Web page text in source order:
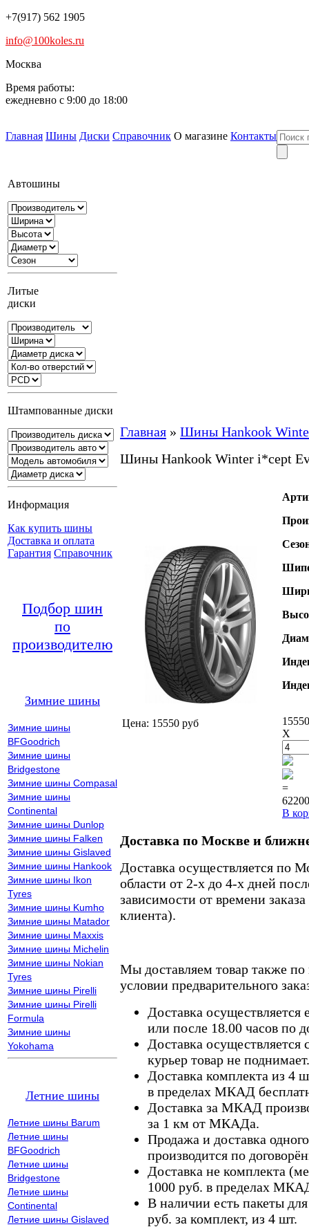
+7(917) 562 1905
info@100koles.ru
Москва
Время работы:
ежедневно с 9:00 до 18:00
Главная Шины Диски Справочник О магазине Контакты
Автошины
Литые
диски
Штампованные диски
Информация
Как купить шины
Доставка и оплата
Гарантия Справочник
Подбор шин
по
производителю
Зимние шины
Зимние шины
BFGoodrich
Зимние шины
Bridgestone
Зимние шины Compasal
Зимние шины
Continental
Зимние шины Dunlop
Зимние шины Falken
Зимние шины Gislaved
Зимние шины Hankook
Зимние шины Ikon
Tyres
Зимние шины Kumho
Зимние шины Matador
Зимние шины Maxxis
Зимние шины Michelin
Зимние шины Nokian
Tyres
Зимние шины Pirelli
Зимние шины Pirelli
Formula
Зимние шины
Yokohama
Летние шины
Летние шины Barum
Летние шины
BFGoodrich
Летние шины
Bridgestone
Летние шины
Continental
Летние шины Gislaved
Главная » Шины Hankook
Шины Hankook Winter i*cept
Цена: 15550 руб
X
=
В
Доставка по Москве и
Доставка осуществляется по
области от 2-х до 4-х дней
зависимости от времени
клиента).
Мы доставляем товар также
условии предварительного
Доставка осуществляется
или после 18.00 часов по
Доставка осуществляется
курьер товар не поднимает.
Доставка комплекта из 4
в пределах МКАД
Доставка за МКАД
за 1 км от МКАДа.
Продажа и доставка
производится по
Доставка не комплекта
1000 руб. в пределах
В наличии есть пакеты
руб. за комплект, из 4 шт.